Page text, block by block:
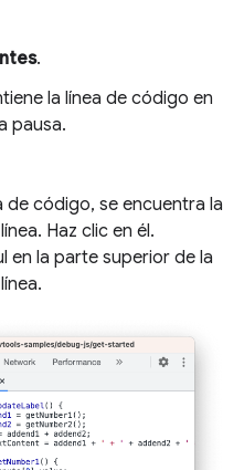
.
la línea de código en
pausa.
de código, se encuentra la
Haz clic en él.
en la parte superior de la